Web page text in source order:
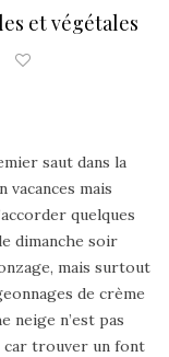
et végétales
saut dans la
vacances mais
quelques
dimanche soir
mais surtout
de crème
neige n’est pas
car trouver un font